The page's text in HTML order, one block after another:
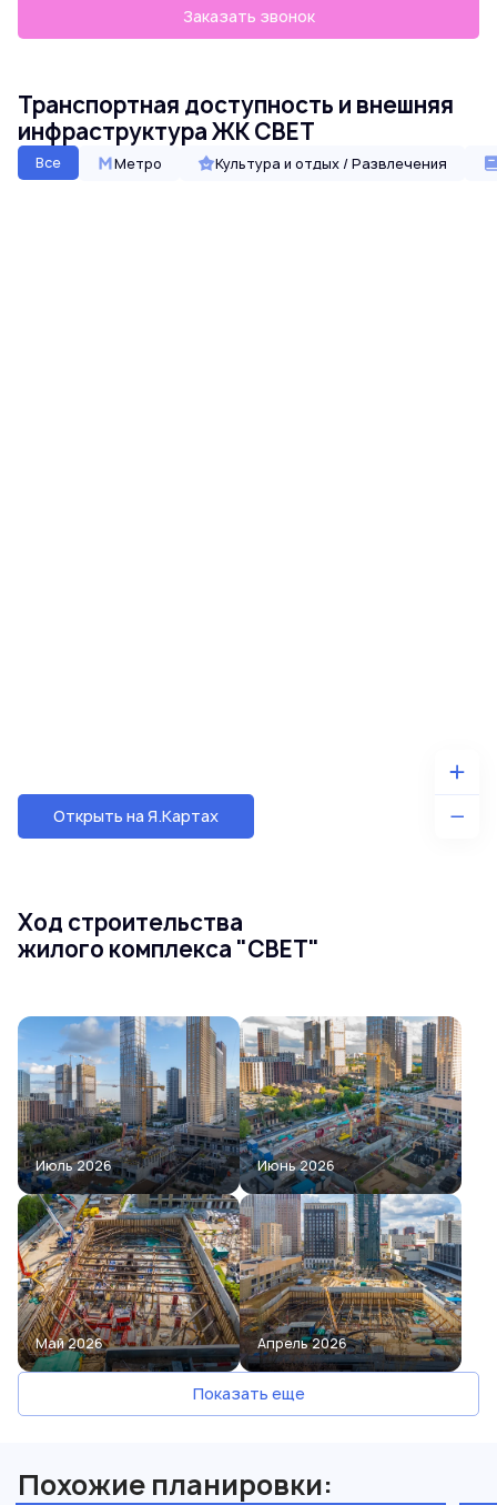
Заказать звонок
Транспортная доступность и внешняя
инфраструктура ЖК СВЕТ
Все Метро Культура и отдых / Развлечения
Открыть на Я.Картах
Ход строительства
жилого комплекса "СВЕТ"
Июль 2026 Июнь 2026
Май 2026 Апрель 2026
Показать еще
Похожие планировки: